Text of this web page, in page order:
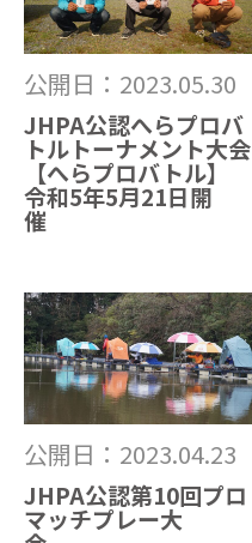
公開日：2023.05.30
JHPA公認へらプロバ
トルトーナメント大会
【へらプロバトル】
令和5年5月21日開
催
公開日：2023.04.23
JHPA公認第10回プロ
マッチプレー大